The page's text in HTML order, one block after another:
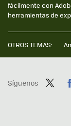
fácilmente con
herramientas de
OTROS TEMAS:
Síguenos